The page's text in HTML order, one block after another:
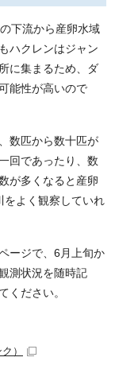
下流から産卵水域
ハクレンはジャン
に集まるため、ダ
能性が高いので
数匹から数十匹が
回であったり、数
が多くなると産卵
をよく観察していれ
ージで、6月上旬か
測状況を随時記
ください。
）